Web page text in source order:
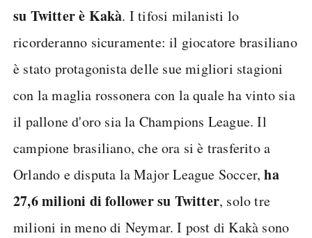
su Twitter è Kakà. I tifosi milanisti lo
ricorderanno sicuramente: il giocatore brasiliano
è stato protagonista delle sue migliori stagioni
con la maglia rossonera con la quale ha vinto sia
il pallone d'oro sia la Champions League. Il
campione brasiliano, che ora si è trasferito a
Orlando e disputa la Major League Soccer,ha
27,6 milioni di follower su Twitter, solo tre
milioni in meno di Neymar. I post di Kakà sono